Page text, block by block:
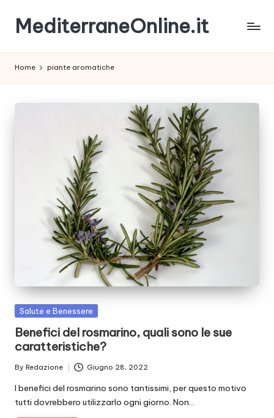
content
MediterraneOnline.it
aggiornato
le
Home piante aromatiche
Posted
Salute e Benessere
Benefici del rosmarino, quali sono le sue
caratteristiche?
Posted
by
By Redazione Giugno 28, 2022
I benefici del rosmarino sono tantissimi, per questo motivo
tutti dovrebbero utilizzarlo ogni giorno. Non…